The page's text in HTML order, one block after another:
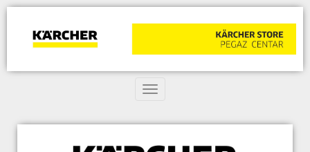
Toggle navigation